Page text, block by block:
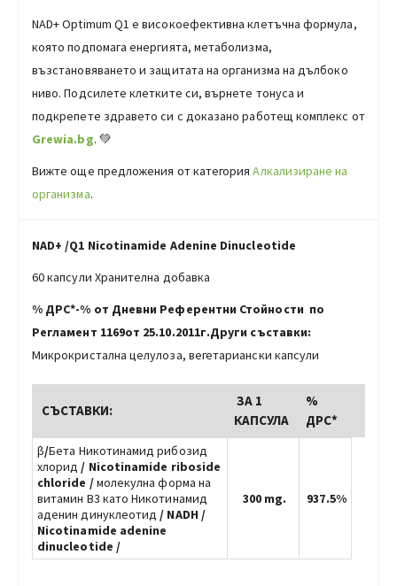
NAD+ Optimum Q1 е високоефективна клетъчна формула,
която подпомага енергията, метаболизма,
възстановяването и защитата на организма на дълбоко
ниво. Подсилете клетките си, върнете тонуса и
подкрепете здравето си с доказано работещ комплекс от
Grewia.bg. 💚
Вижте още предложения от категорияАлкализиране на
организма.
NAD+ /Q1 Nicotinamide Adenine Dinucleotide
60 капсули Хранителна добавка
% ДРС*-% от Дневни Референтни Стойности по
Регламент 1169от 25.10.2011г.Други съставки:
Микрокристална целулоза, вегетариански капсули
СЪСТАВКИ:
ЗА 1
КАПСУЛА
%
ДРС*
β/Бета Никотинамид рибозид
хлорид / Nicotinamide riboside
chloride /молекулна форма на
витамин В3 като Никотинамид
аденин динуклеотид / NADH /
Nicotinamide adenine
dinucleotide /
300 mg. 937.5%